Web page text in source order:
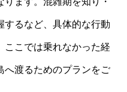
するなど、具体的な行動
ここでは乗れなかった経
へ渡るためのプランをご